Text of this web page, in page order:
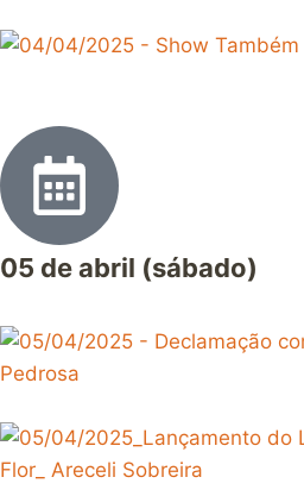
05 de abril (sábado)